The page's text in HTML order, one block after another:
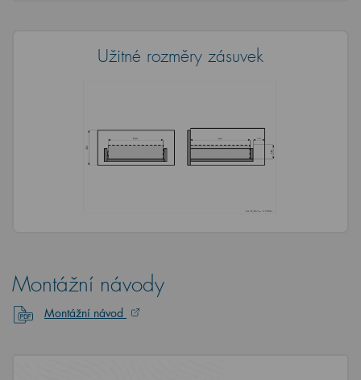
Užitné rozměry zásuvek
Montážní návody
Montážní návod